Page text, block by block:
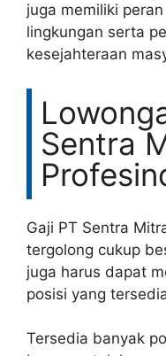
juga memiliki
lingkungan serta
kesejahteraan
Sentra
Gaji PT Sentra
tergolong cukup
juga harus dapat
posisi yang
Tersedia banyak